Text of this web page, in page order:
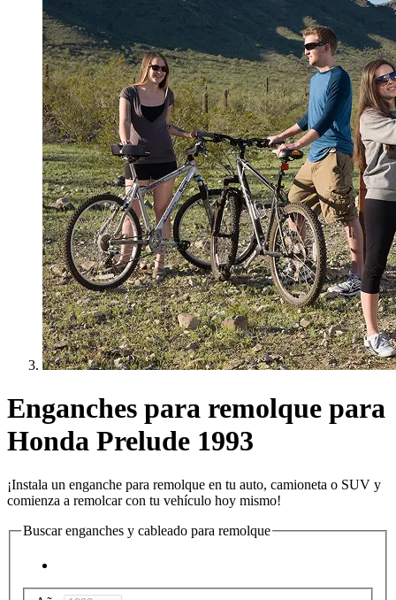
Enganches para remolque para
Honda Prelude 1993
¡Instala un enganche para remolque en tu auto, camioneta o SUV y
comienza a remolcar con tu vehículo hoy mismo!
Buscar enganches y cableado para remolque